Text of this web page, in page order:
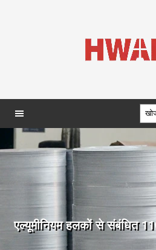
एल्यूमीनियम हलकों से संबंधित